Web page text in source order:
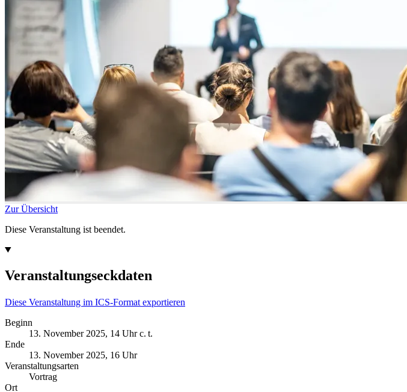
Zur Übersicht
Diese Veranstaltung ist beendet.
Veranstaltungseckdaten
Diese Veranstaltung im ICS-Format exportieren
Beginn
13. November 2025, 14 Uhr c. t.
Ende
13. November 2025, 16 Uhr
Veranstaltungsarten
Vortrag
Ort